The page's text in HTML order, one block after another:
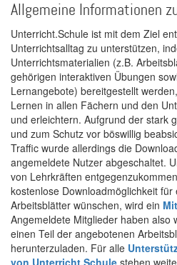
Allgemeine Informationen
Unterricht.Schule ist mit dem Ziel
Unterrichtsalltag zu unterstützen,
Unterrichtsmaterialien (z.B.
gehörigen interaktiven Übungen
Lernangebote) bereitgestellt
Lernen in allen Fächern und den
und erleichtern. Aufgrund der stark
und zum Schutz vor böswillig
Traffic wurde allerdings die
angemeldete Nutzer abgeschaltet.
von Lehrkräften
kostenlose Downloadmöglichkeit
Arbeitsblätter wünschen, wird ein
Angemeldete Mitglieder haben also
einen Teil der angebotenen
herunterzuladen. Für alle
von Unterricht.Schule stehen